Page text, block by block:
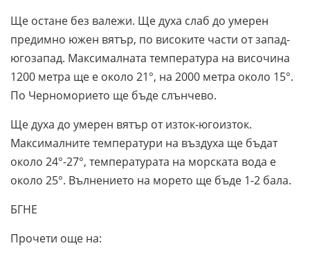
Ще остане без валежи. Ще духа слаб до умерен
предимно южен вятър, по високите части от запад-
югозапад. Максималната температура на височина
1200 метра ще е около 21°, на 2000 метра около 15°.
По Черноморието ще бъде слънчево.
Ще духа до умерен вятър от изток-югоизток.
Максималните температури на въздуха ще бъдат
около 24°-27°, температурата на морската вода е
около 25°. Вълнението на морето ще бъде 1-2 бала.
БГНЕ
Прочети още на: